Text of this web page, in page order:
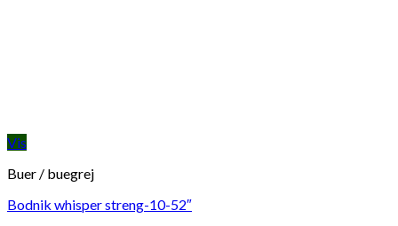
Vis
Buer / buegrej
Bodnik whisper streng-10-52″